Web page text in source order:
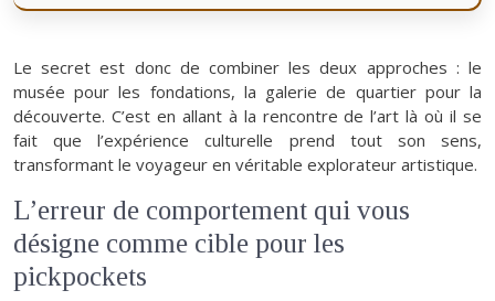
Le secret est donc de combiner les deux approches : le
musée pour les fondations, la galerie de quartier pour la
découverte. C’est en allant à la rencontre de l’art là où il se
fait que l’expérience culturelle prend tout son sens,
transformant le voyageur en véritable explorateur artistique.
L’erreur de comportement qui vous
désigne comme cible pour les
pickpockets